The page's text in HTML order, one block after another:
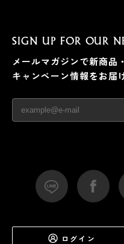
SIGN UP FOR OUR
メールマガジンで新商品・
キャンペーン情報をお届
ログイン